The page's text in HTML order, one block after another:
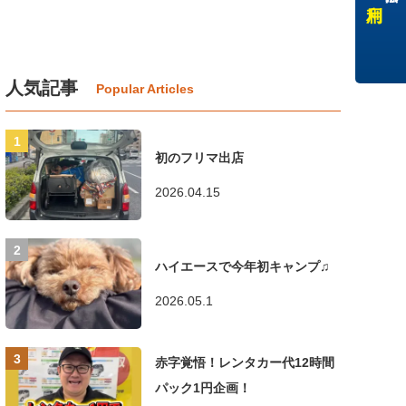
人気記事
初のフリマ出店
2026.04.15
ハイエースで今年初キャンプ♫
2026.05.1
赤字覚悟！レンタカー代12時間
パック1円企画！